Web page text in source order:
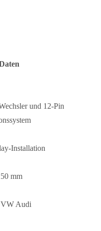
und 12-Pin
Installation
mm
Audi